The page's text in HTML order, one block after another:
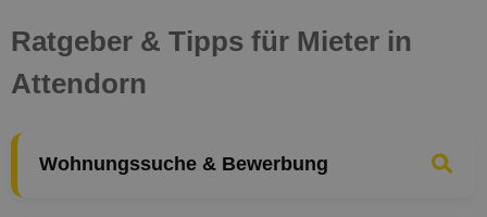
Ratgeber & Tipps für Mieter in
Attendorn
Wohnungssuche & Bewerbung